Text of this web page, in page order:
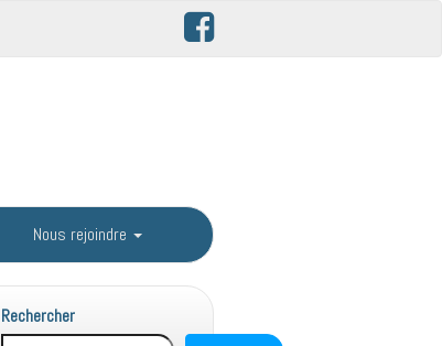
Nous rejoindre
Rechercher